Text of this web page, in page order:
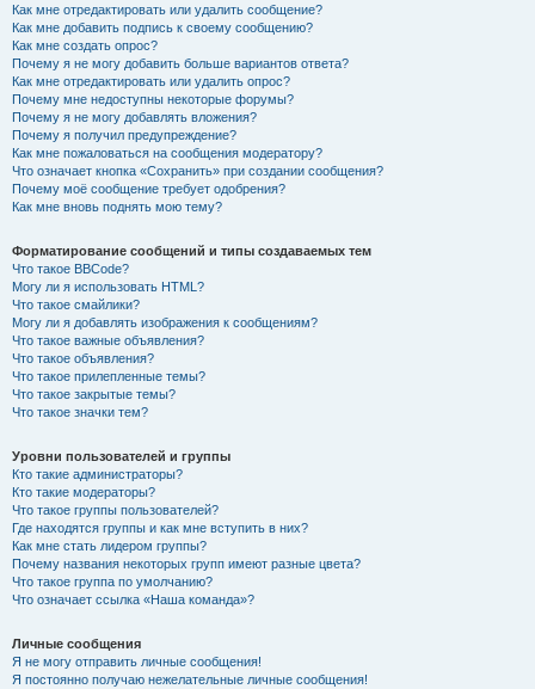
Как мне отредактировать или удалить сообщение?
Как мне добавить подпись к своему сообщению?
Как мне создать опрос?
Почему я не могу добавить больше вариантов ответа?
Как мне отредактировать или удалить опрос?
Почему мне недоступны некоторые форумы?
Почему я не могу добавлять вложения?
Почему я получил предупреждение?
Как мне пожаловаться на сообщения модератору?
Что означает кнопка «Сохранить» при создании сообщения?
Почему моё сообщение требует одобрения?
Как мне вновь поднять мою тему?
Форматирование сообщений и типы создаваемых тем
Что такое BBCode?
Могу ли я использовать HTML?
Что такое смайлики?
Могу ли я добавлять изображения к сообщениям?
Что такое важные объявления?
Что такое объявления?
Что такое прилепленные темы?
Что такое закрытые темы?
Что такое значки тем?
Уровни пользователей и группы
Кто такие администраторы?
Кто такие модераторы?
Что такое группы пользователей?
Где находятся группы и как мне вступить в них?
Как мне стать лидером группы?
Почему названия некоторых групп имеют разные цвета?
Что такое группа по умолчанию?
Что означает ссылка «Наша команда»?
Личные сообщения
Я не могу отправить личные сообщения!
Я постоянно получаю нежелательные личные сообщения!